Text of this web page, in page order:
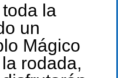
la
un
Mágico
rodada,